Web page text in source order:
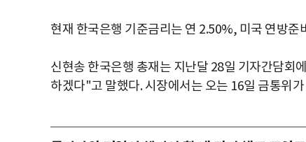
현재 한국은행 기준금리는 연 2.50%, 미국 연방
신현송 한국은행 총재는 지난달 28일 기자간담회
하겠다"고 말했다. 시장에서는 오는 16일 금통위